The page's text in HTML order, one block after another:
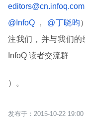
editors@cn.infoq.com
@InfoQ
， @丁晓昀
注我们，并与我们的
InfoQ 读者交流群
）。
2015-10-22 19:00